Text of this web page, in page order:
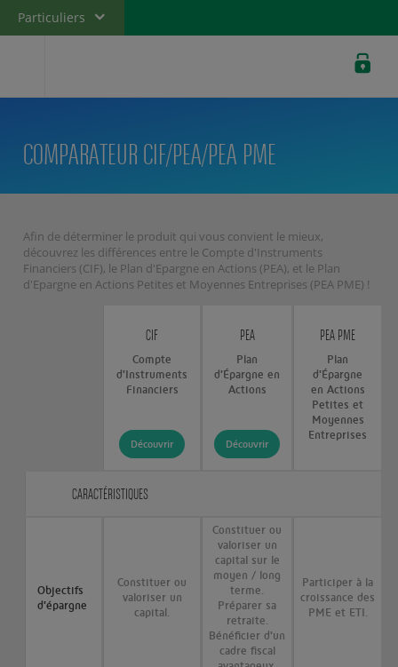
Particuliers
COMPARATEUR CIF/PEA/PEA PME
Afin de déterminer le produit qui vous convient le mieux,
découvrez les différences entre le Compte d'Instruments
Financiers (CIF), le Plan d'Epargne en Actions (PEA), et le Plan
d'Epargne en Actions Petites et Moyennes Entreprises (PEA PME) !
CIF
Compte
d'Instruments
Financiers
Découvrir
PEA
Plan
d'Épargne en
Actions
Découvrir
PEA PME
Plan
d'Épargne
en Actions
Petites et
Moyennes
Entreprises
CARACTÉRISTIQUES
Objectifs
d'épargne
Constituer ou
valoriser un
capital.
Constituer ou
valoriser un
capital sur le
moyen / long
terme.
Préparer sa
retraite.
Bénéficier d'un
cadre fiscal
Participer à la
croissance des
PME et ETI.